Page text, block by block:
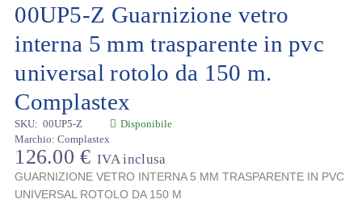
00UP5-Z Guarnizione vetro
interna 5 mm trasparente in pvc
universal rotolo da 150 m.
Complastex
SKU: 00UP5-Z
Marchio: Complastex
Disponibile
126.00€ IVA inclusa
GUARNIZIONE VETRO INTERNA 5 MM TRASPARENTE IN PVC
UNIVERSAL ROTOLO DA 150 M